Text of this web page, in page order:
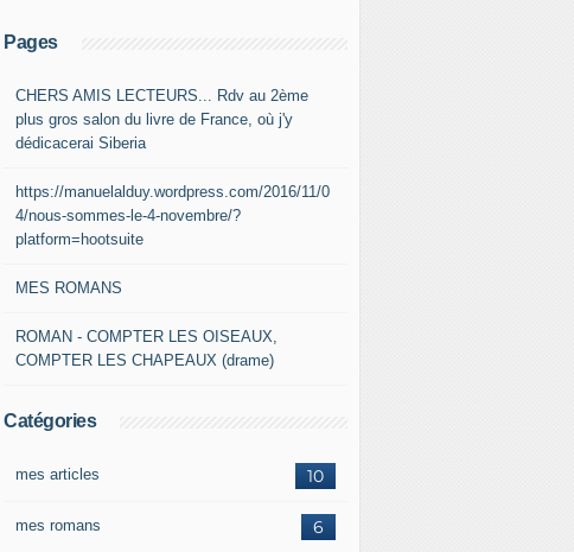
Pages
CHERS AMIS LECTEURS... Rdv au 2ème
plus gros salon du livre de France, où j'y
dédicacerai Siberia
https://manuelalduy.wordpress.com/2016/11/0
4/nous-sommes-le-4-novembre/?
platform=hootsuite
MES ROMANS
ROMAN - COMPTER LES OISEAUX,
COMPTER LES CHAPEAUX (drame)
Catégories
10
mes articles
6
mes romans